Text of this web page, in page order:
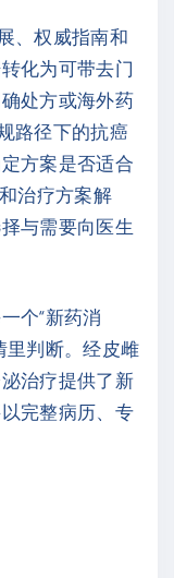
、权威指南和
化为可带去门
处方或海外药
路径下的抗癌
方案是否适合
治疗方案解
与需要向医生
个“新药消
里判断。经皮雌
治疗提供了新
完整病历、专